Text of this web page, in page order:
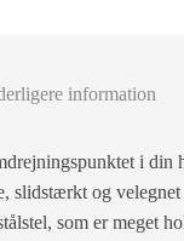
information
i din
slidstærkt og
som er meget